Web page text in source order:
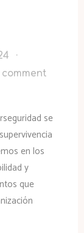
se
en los
y
que